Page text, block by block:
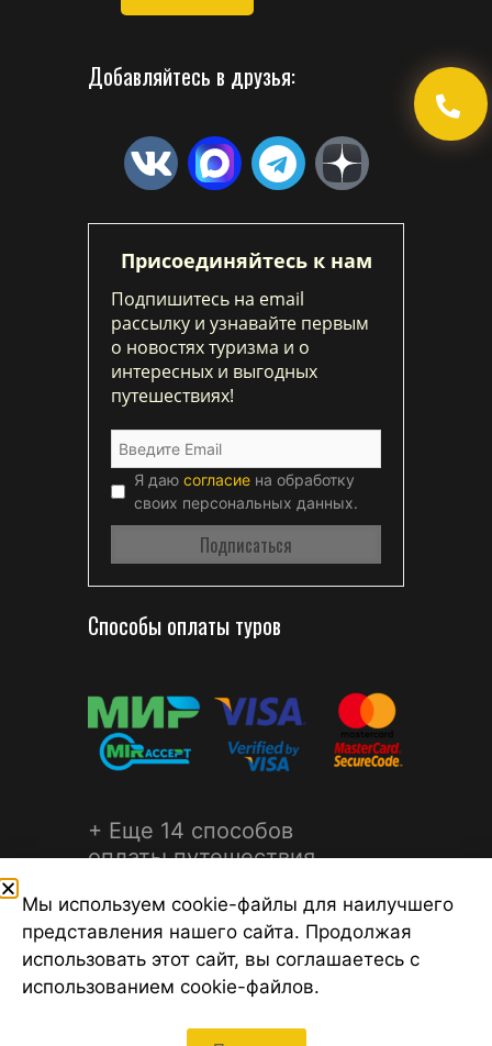
Добавляйтесь в друзья:
Присоединяйтесь к нам
Подпишитесь на email
рассылку и узнавайте первым
о новостях туризма и о
интересных и выгодных
путешествиях!
Я даю согласие на обработку
своих персональных данных.
Способы оплаты туров
+ Еще 14 способов
оплаты путешествия
©2026 Турагентство Турсфера - Поиск туров от надежных
Мы используем cookie-файлы для наилучшего
представления нашего сайта. Продолжая
использовать этот сайт, вы соглашаетесь с
использованием cookie-файлов.